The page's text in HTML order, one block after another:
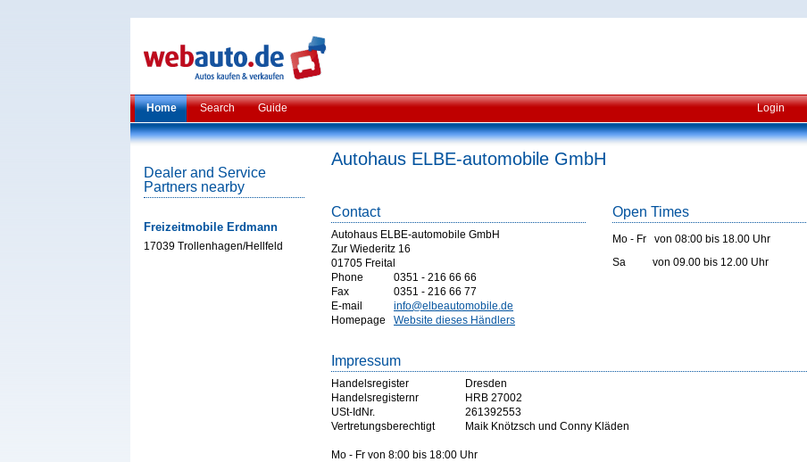
Home Search Guide Login
Dealer and Service
Partners nearby
Freizeitmobile Erdmann
17039 Trollenhagen/Hellfeld
Autohaus ELBE-automobile GmbH
Contact
Autohaus ELBE-automobile GmbH
Zur Wiederitz 16
01705 Freital
Phone
0351 - 216 66 66
Fax
0351 - 216 66 77
E-mail
info@elbeautomobile.de
Homepage
Website dieses Händlers
Open Times
Mo - Fr von 08:00 bis 18.00 Uhr
Sa von 09.00 bis 12.00 Uhr
Impressum
Handelsregister
Dresden
Handelsregisternr
HRB 27002
USt-IdNr.
261392553
Vertretungsberechtigt
Maik Knötzsch und Conny Kläden
Mo - Fr von 8:00 bis 18:00 Uhr